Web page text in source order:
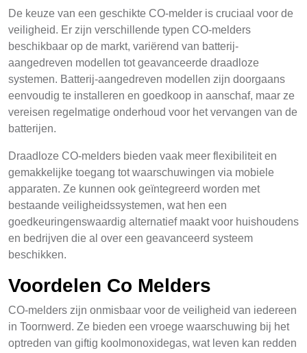
De keuze van een geschikte CO-melder is cruciaal voor de
veiligheid. Er zijn verschillende typen CO-melders
beschikbaar op de markt, variërend van batterij-
aangedreven modellen tot geavanceerde draadloze
systemen. Batterij-aangedreven modellen zijn doorgaans
eenvoudig te installeren en goedkoop in aanschaf, maar ze
vereisen regelmatige onderhoud voor het vervangen van de
batterijen.
Draadloze CO-melders bieden vaak meer flexibiliteit en
gemakkelijke toegang tot waarschuwingen via mobiele
apparaten. Ze kunnen ook geïntegreerd worden met
bestaande veiligheidssystemen, wat hen een
goedkeuringenswaardig alternatief maakt voor huishoudens
en bedrijven die al over een geavanceerd systeem
beschikken.
Voordelen Co Melders
CO-melders zijn onmisbaar voor de veiligheid van iedereen
in Toornwerd. Ze bieden een vroege waarschuwing bij het
optreden van giftig koolmonoxidegas, wat leven kan redden